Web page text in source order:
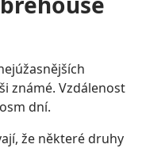
známé. Vzdálenost
dní.
že některé druhy